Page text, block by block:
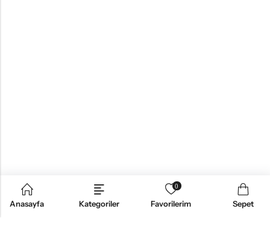
Anasayfa Kategoriler
0
Favorilerim Sepet